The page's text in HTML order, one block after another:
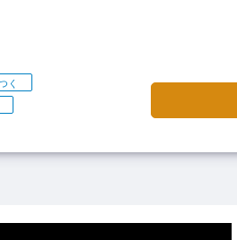
く